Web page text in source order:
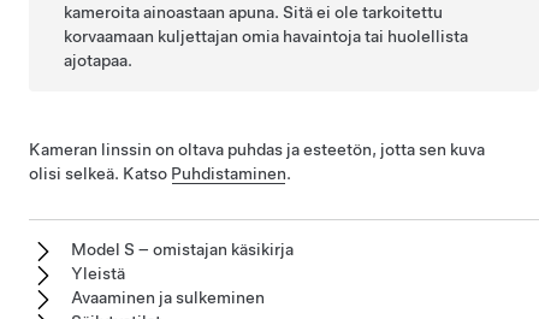
kameroitaainoastaan apuna. Sitä ei ole tarkoitettu
korvaamaan kuljettajan omia havaintoja tai huolellista
ajotapaa.
Kameran linssin on oltava puhdas ja esteetön, jotta sen kuva
olisi selkeä. Katso Puhdistaminen.
Model S – omistajan käsikirja
Yleistä
Avaaminen ja sulkeminen